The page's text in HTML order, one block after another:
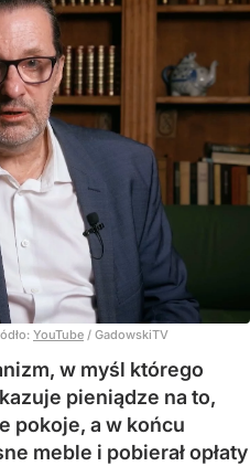
YouTube / GadowskiTV
w myśl którego
pieniądze na to,
pokoje, a w końcu
meble i pobierał opłaty